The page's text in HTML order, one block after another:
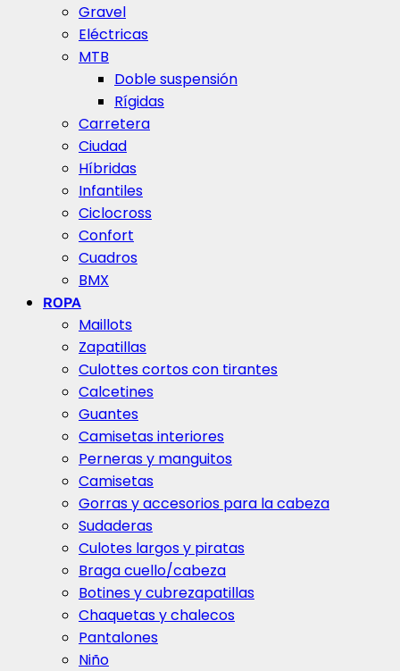
Gravel
Eléctricas
MTB
Doble suspensión
Rígidas
Carretera
Ciudad
Híbridas
Infantiles
Ciclocross
Confort
Cuadros
BMX
ROPA
Maillots
Zapatillas
Culottes cortos con tirantes
Calcetines
Guantes
Camisetas interiores
Perneras y manguitos
Camisetas
Gorras y accesorios para la cabeza
Sudaderas
Culotes largos y piratas
Braga cuello/cabeza
Botines y cubrezapatillas
Chaquetas y chalecos
Pantalones
Niño